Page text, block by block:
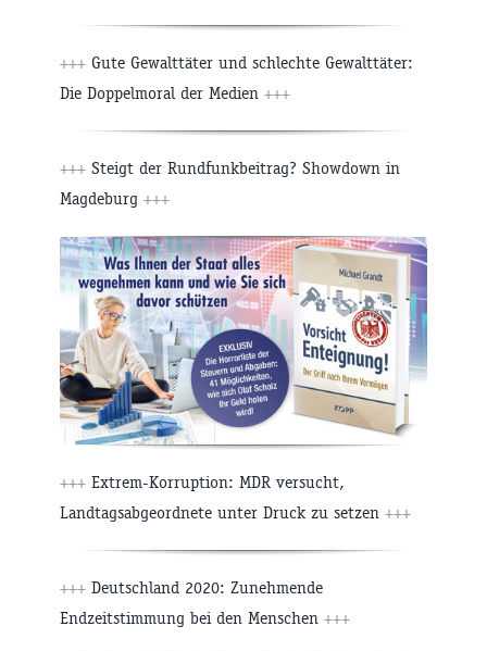
+++ Gute Gewalttäter und schlechte Gewalttäter:
Die Doppelmoral der Medien +++
+++ Steigt der Rundfunkbeitrag? Showdown in
Magdeburg +++
+++ Extrem-Korruption: MDR versucht,
Landtagsabgeordnete unter Druck zu setzen +++
+++ Deutschland 2020: Zunehmende
Endzeitstimmung bei den Menschen +++